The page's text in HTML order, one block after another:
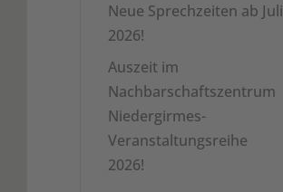
Neue Sprechzeiten ab Juli
2026!
Auszeit im
Nachbarschaftszentrum
Niedergirmes-
Veranstaltungsreihe
2026!